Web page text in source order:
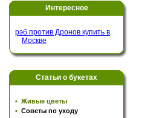
Интересное
рэб против Дронов купить в
Москве
Статьи о букетах
• Живые цветы
• Советы по уходу